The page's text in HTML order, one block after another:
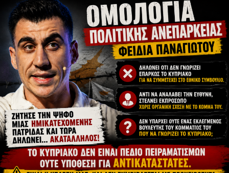
συνεχίσει τον αγώνα του και “βαθύτατα λυπημένος” για τις
δυσκολίες που περιμένουν τη χώρα του.
Πηγή: SIGMALIVE
RELATED TOPICS:
UP NEXT
Τα νέα μέλη του Κ.Σ. Κρήτου Τέρρα μετά τις
αναπληρωματικές εκλογές της 28ης Μαΐου
DON'T MISS
Think Tank – B’ Κύκλος «Η ΕΞΕΛΙΚΤΙΚΗ ΛΥΣΗ
ΤΟΥ ΚΥΠΡΙΑΚΟΥ» | 23/05, 6μμ